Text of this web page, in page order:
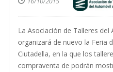
La Asociación de Talleres
organizará de nuevo la Feria
Ciutadella, en la que los
compraventa de podrán